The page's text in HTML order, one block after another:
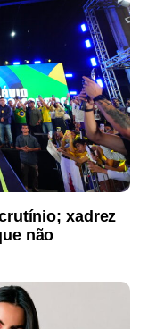
xadrez
não